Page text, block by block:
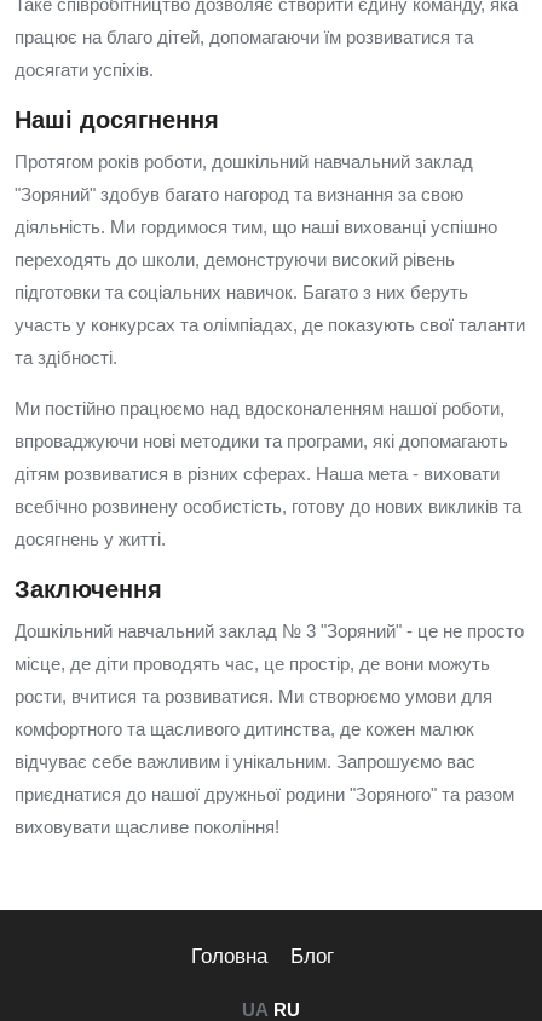
працює на благо дітей, допомагаючи їм розвиватися та
досягати успіхів.
Наші досягнення
Протягом років роботи, дошкільний навчальний заклад
"Зоряний" здобув багато нагород та визнання за свою
діяльність. Ми гордимося тим, що наші вихованці успішно
переходять до школи, демонструючи високий рівень
підготовки та соціальних навичок. Багато з них беруть
участь у конкурсах та олімпіадах, де показують свої таланти
та здібності.
Ми постійно працюємо над вдосконаленням нашої роботи,
впроваджуючи нові методики та програми, які допомагають
дітям розвиватися в різних сферах. Наша мета - виховати
всебічно розвинену особистість, готову до нових викликів та
досягнень у житті.
Заключення
Дошкільний навчальний заклад № 3 "Зоряний" - це не просто
місце, де діти проводять час, це простір, де вони можуть
рости, вчитися та розвиватися. Ми створюємо умови для
комфортного та щасливого дитинства, де кожен малюк
відчуває себе важливим і унікальним. Запрошуємо вас
приєднатися до нашої дружньої родини "Зоряного" та разом
виховувати щасливе покоління!
Головна Блог
UA RU